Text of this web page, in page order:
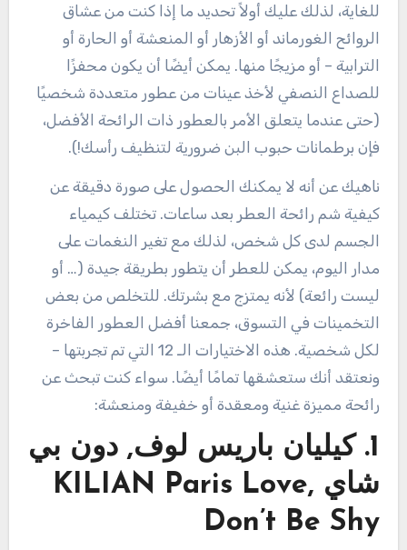
للغاية، لذلك عليك أولاً تحديد ما إذا كنت من عشاق
الروائح الغورماند أو الأزهار أو المنعشة أو الحارة أو
الترابية – أو مزيجًا منها. يمكن أيضًا أن يكون محفزًا
للصداع النصفي لأخذ عينات من عطور متعددة شخصيًا
(حتى عندما يتعلق الأمر بالعطور ذات الرائحة الأفضل،
فإن برطمانات حبوب البن ضرورية لتنظيف رأسك!).
ناهيك عن أنه لا يمكنك الحصول على صورة دقيقة عن
كيفية شم رائحة العطر بعد ساعات. تختلف كيمياء
الجسم لدى كل شخص، لذلك مع تغير النغمات على
مدار اليوم، يمكن للعطر أن يتطور بطريقة جيدة (… أو
ليست رائعة) لأنه يمتزج مع بشرتك. للتخلص من بعض
التخمينات في التسوق، جمعنا أفضل العطور الفاخرة
لكل شخصية. هذه الاختيارات الـ 12 التي تم تجربتها –
ونعتقد أنك ستعشقها تمامًا أيضًا. سواء كنت تبحث عن
رائحة مميزة غنية ومعقدة أو خفيفة ومنعشة:
1.
كيليان باريس لوف, دون بي
شاي KILIAN Paris Love,
Don’t Be Shy